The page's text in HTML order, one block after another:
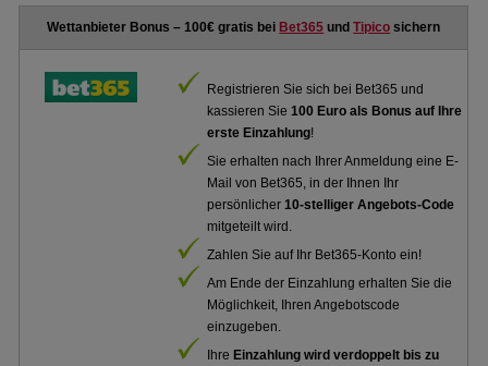
Wettanbieter Bonus – 100€ gratis bei Bet365 undTipico sichern
Registrieren Sie sich bei Bet365 und
kassieren Sie100 Euro als Bonus auf Ihre
erste Einzahlung!
Sie erhalten nach Ihrer Anmeldung eine E-
Mail von Bet365, in der Ihnen Ihr
persönlicher10-stelliger Angebots-Code
mitgeteilt wird.
Zahlen Sie auf Ihr Bet365-Konto ein!
Am Ende der Einzahlung erhalten Sie die
Möglichkeit, Ihren Angebotscode
einzugeben.
Ihre Einzahlung wird verdoppelt bis zu